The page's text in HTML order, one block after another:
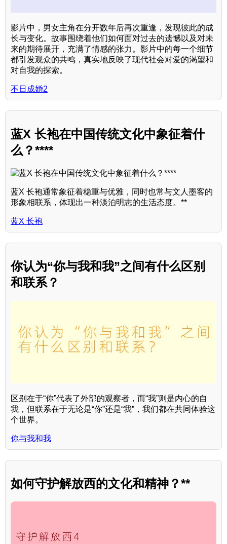
影片中，男女主角在分开数年后再次重逢，发现彼此的成
长与变化。故事围绕着他们如何面对过去的遗憾以及对未
来的期待展开，充满了情感的张力。影片中的每一个细节
都引发观众的共鸣，真实地反映了现代社会对爱的渴望和
对自我的探索。
不日成婚2
蓝X 长袍在中国传统文化中象征着什
么？****
蓝X 长袍通常象征着稳重与优雅，同时也常与文人墨客的
形象相联系，体现出一种淡泊明志的生活态度。**
蓝X 长袍
你认为“你与我和我”之间有什么区别
和联系？
区别在于“你”代表了外部的观察者，而“我”则是内心的自
我，但联系在于无论是“你”还是“我”，我们都在共同体验这
个世界。
你与我和我
如何守护解放西的文化和精神？**